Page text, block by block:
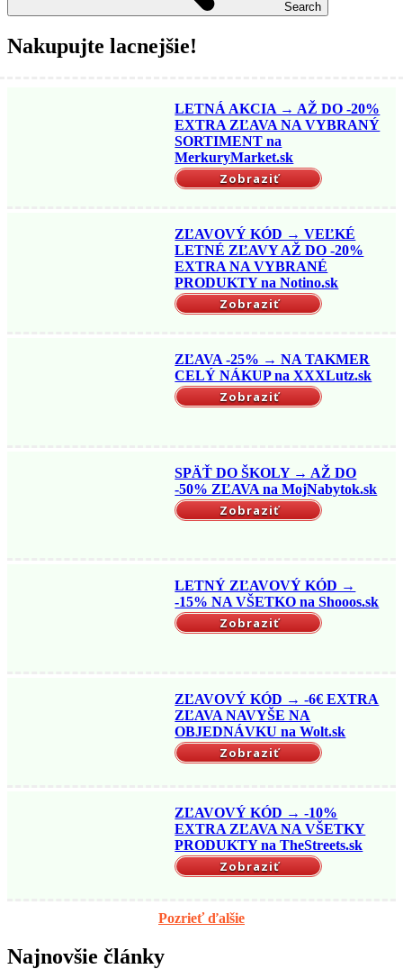
Search
Nakupujte lacnejšie!
LETNÁ AKCIA → AŽ DO -20%
EXTRA ZĽAVA NA VYBRANÝ
SORTIMENT na
MerkuryMarket.sk
Zobraziť
ZĽAVOVÝ KÓD → VEĽKÉ
LETNÉ ZĽAVY AŽ DO -20%
EXTRA NA VYBRANÉ
PRODUKTY na Notino.sk
Zobraziť
ZĽAVA -25% → NA TAKMER
CELÝ NÁKUP na XXXLutz.sk
Zobraziť
SPÄŤ DO ŠKOLY → AŽ DO
-50% ZĽAVA na MojNabytok.sk
Zobraziť
LETNÝ ZĽAVOVÝ KÓD →
-15% NA VŠETKO na Shooos.sk
Zobraziť
ZĽAVOVÝ KÓD → -6€ EXTRA
ZĽAVA NAVYŠE NA
OBJEDNÁVKU na Wolt.sk
Zobraziť
ZĽAVOVÝ KÓD → -10%
EXTRA ZĽAVA NA VŠETKY
PRODUKTY na TheStreets.sk
Zobraziť
Pozrieť ďalšie
Najnovšie články